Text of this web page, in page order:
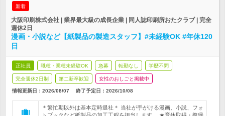
新着
大阪印刷株式会社 | 業界最大級の成長企業 | 同人誌印刷所おたクラブ | 完全
週休2日
漫画・小説など【紙製品の製造スタッフ】#未経験OK #年休120
日
正社員 職種・業種未経験OK 急募 転勤なし 学歴不問
完全週休2日制 第二新卒歓迎 女性のおしごと掲載中
情報更新日：2026/08/07 終了予定日： 2026/10/08
＊繁忙期以外は基本定時退社＊ 当社が手がける漫画、小説、フォ